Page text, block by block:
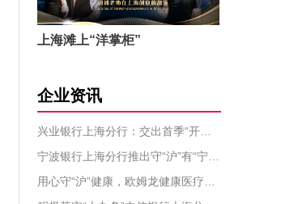
上海滩上“洋掌柜”
企业资讯
兴业银行上海分行：交出首季“开门红”亮眼答卷
宁波银行上海分行推出守“沪”有“宁” 十项金融支持抗疫举措